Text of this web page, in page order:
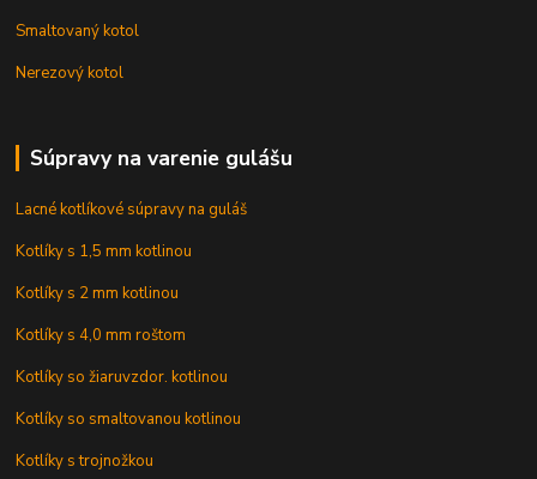
Smaltovaný kotol
Nerezový kotol
Súpravy na varenie gulášu
Lacné kotlíkové súpravy na guláš
Kotlíky s 1,5 mm kotlinou
Kotlíky s 2 mm kotlinou
Kotlíky s 4,0 mm roštom
Kotlíky so žiaruvzdor. kotlinou
Kotlíky so smaltovanou kotlinou
Kotlíky s trojnožkou